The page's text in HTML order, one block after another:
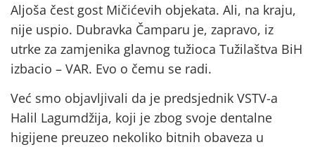
Aljoša čest gost Mičićevih objekata. Ali, na kraju,
nije uspio. Dubravka Čamparu je, zapravo, iz
utrke za zamjenika glavnog tužioca Tužilaštva BiH
izbacio – VAR. Evo o čemu se radi.
Već smo objavljivali da je predsjednik VSTV-a
Halil Lagumdžija, koji je zbog svoje dentalne
higijene preuzeo nekoliko bitnih obaveza u